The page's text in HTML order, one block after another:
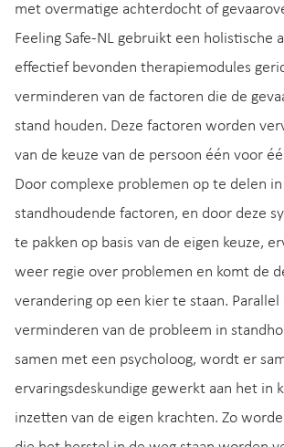
met overmatige achterdocht of
Feeling Safe-NL gebruikt een holistische
effectief bevonden therapiemodules
verminderen van de factoren die de
stand houden. Deze factoren worden
van de keuze van de persoon één voor
Door complexe problemen op te delen
standhoudende factoren, en door deze
te pakken op basis van de eigen keuze,
weer regie over problemen en komt de
verandering op een kier te staan. Parallel
verminderen van de probleem in
samen met een psycholoog, wordt er
ervaringsdeskundige gewerkt aan het in
inzetten van de eigen krachten. Zo